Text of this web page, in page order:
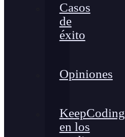
Casos
de
éxito
Opiniones
KeepCoding
en los